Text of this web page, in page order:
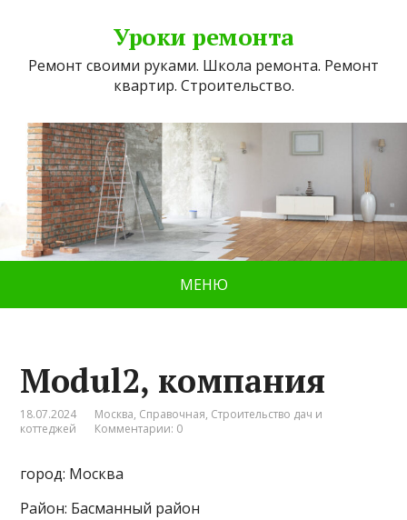
Уроки ремонта
Ремонт своими руками. Школа ремонта. Ремонт
квартир. Строительство.
МЕНЮ
Modul2, компания
18.07.2024 Москва, Справочная, Строительство дач и
коттеджей
Комментарии: 0
город: Москва
Район: Басманный район